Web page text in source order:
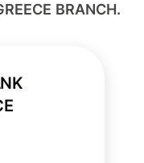
BRANCH.